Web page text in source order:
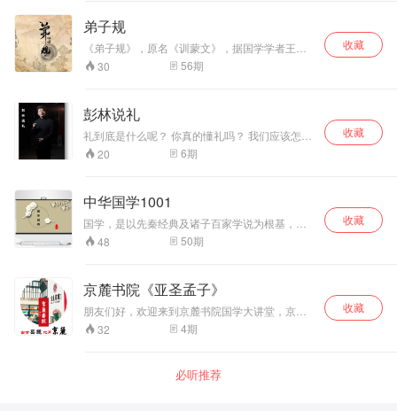
弟子规
《弟子规》，原名《训蒙文》，据国学学者王俊
闳考证：为清朝康熙年间秀才李毓秀所作。其内
容采用《论语》“学而篇”第六条的文义，列述弟子
规范。后经清朝贾存仁修订改编，并改名为《弟
子规》。
30 56期
收藏
彭林说礼
礼到底是什么呢？ 你真的懂礼吗？ 我们应该怎样
做才能算是一个知礼懂礼的人呢？ 清华大学首批
文科资深教授——彭林，为你解读。
20 6期
收藏
中华国学1001
国学，是以先秦经典及诸子百家学说为根基，它
涵盖了两汉经学、魏晋玄学、隋唐道学、宋明理
学、明清实学和同时期的先秦诗赋、汉赋、六朝
一套完整的文化、学术体系。中国历史上"国学"是
指以"国子监"为首的官学，自 "西学东渐"后相对西
学而言泛指"中国传统思想文化学术"。
48 50期
收藏
京麓书院《亚圣孟子》
朋友们好，欢迎来到京麓书院国学大讲堂，京麓
书院微信公众号、抖音号 同步上线，欢迎搜索关
注！ 《亚圣孟子》课程由资深国学实践和公益教
练导师;京麓书院国学讲师杨峻铖先生主讲，全长
72分钟 每个中国人身上都流着儒家思想的血脉，
32 4期
收藏
必听推荐